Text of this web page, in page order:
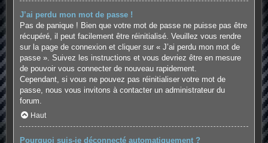
J’ai perdu mon mot de passe !
Pas de panique ! Bien que votre mot de passe ne puisse pas être
récupéré, il peut facilement être réinitialisé. Veuillez vous rendre
sur la page de connexion et cliquer sur « J’ai perdu mon mot de
passe ». Suivez les instructions et vous devriez être en mesure
de pouvoir vous connecter de nouveau rapidement.
Cependant, si vous ne pouvez pas réinitialiser votre mot de
passe, nous vous invitons à contacter un administrateur du
forum.
Haut
Pourquoi suis-je déconnecté automatiquement ?